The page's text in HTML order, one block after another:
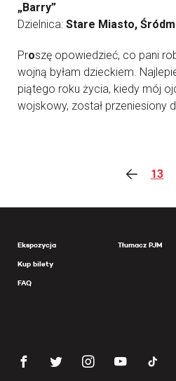
„Barry”
Dzielnica: Stare Miasto,
Proszę opowiedzieć, co pani
wojną byłam dzieckiem.
piątego roku życia, kiedy mój
wojskowy, został przeniesiony
13
Ekspozycja
Kup bilety
FAQ
Tłumacz PJM